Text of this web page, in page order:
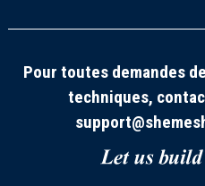
Pour toutes demandes
techniques,